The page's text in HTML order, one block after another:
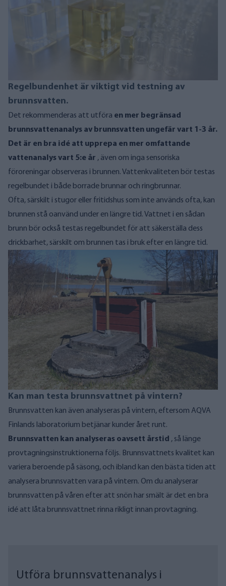
Regelbundenhet är viktigt vid testning av
brunnsvatten.
Det rekommenderas att utföra en mer begränsad
brunnsvattenanalys av brunnsvatten ungefär vart 1-3 år.
Det är en bra idé att upprepa en mer omfattande
vattenanalys vart 5:e år , även om inga sensoriska
föroreningar observeras i brunnen. Vattenkvaliteten bör testas
regelbundet i både borrade brunnar och ringbrunnar.
Ofta, särskilt i stugor eller fritidshus som inte används ofta, kan
brunnen stå oanvänd under en längre tid. Vattnet i en sådan
brunn bör också testas regelbundet för att säkerställa dess
drickbarhet, särskilt om brunnen tas i bruk efter en längre tid.
Kan man testa brunnsvattnet på vintern?
Brunnsvatten kan även analyseras på vintern, eftersom AQVA
Finlands laboratorium betjänar kunder året runt.
Brunnsvatten kan analyseras oavsett årstid , så länge
provtagningsinstruktionerna följs. Brunnsvattnets kvalitet kan
variera beroende på säsong, och ibland kan den bästa tiden att
analysera brunnsvatten vara på vintern. Om du analyserar
brunnsvatten på våren efter att snön har smält är det en bra
idé att låta brunnsvattnet rinna rikligt innan provtagning.
Utföra brunnsvattenanalys i